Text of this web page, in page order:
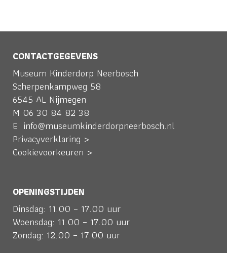
CONTACTGEGEVENS
Museum Kinderdorp Neerbosch
Scherpenkampweg 58
6545 AL Nijmegen
M 06 30 84 82 38
E info@museumkinderdorpneerbosch.nl
Privacyverklaring >
Cookievoorkeuren >
OPENINGSTIJDEN
Dinsdag: 11.00 – 17.00 uur
Woensdag: 11.00 – 17.00 uur
Zondag: 12.00 – 17.00 uur